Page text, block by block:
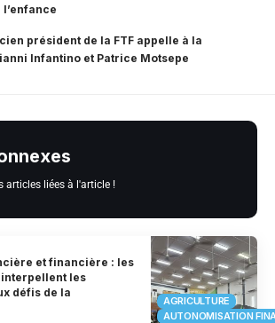
président de la FTF appelle à la
Infantino et Patrice Motsepe
articles liées à l'article !
AGRICULTURE
AUTONOMISATION
et financière : les
les
défis de la